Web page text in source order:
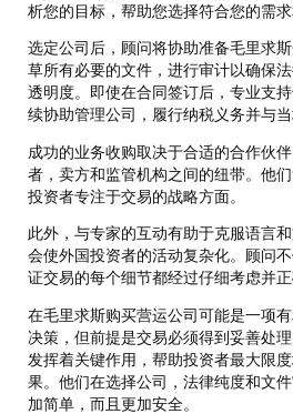
析您的目标，帮助您选择符合您的需求
选定公司后，顾问将协助准备毛里求
草所有必要的文件，进行审计以确保
透明度。即使在合同签订后，专业支
续协助管理公司，履行纳税义务并与当
成功的业务收购取决于合适的合作伙
者，卖方和监管机构之间的纽带。他
投资者专注于交易的战略方面。
此外，与专家的互动有助于克服语言
会使外国投资者的活动复杂化。顾问
证交易的每个细节都经过仔细考虑并正
在毛里求斯购买营运公司可能是一项
决策，但前提是交易必须得到妥善处
发挥着关键作用，帮助投资者最大限
果。他们在选择公司，法律纯度和文
加简单，而且更加安全。